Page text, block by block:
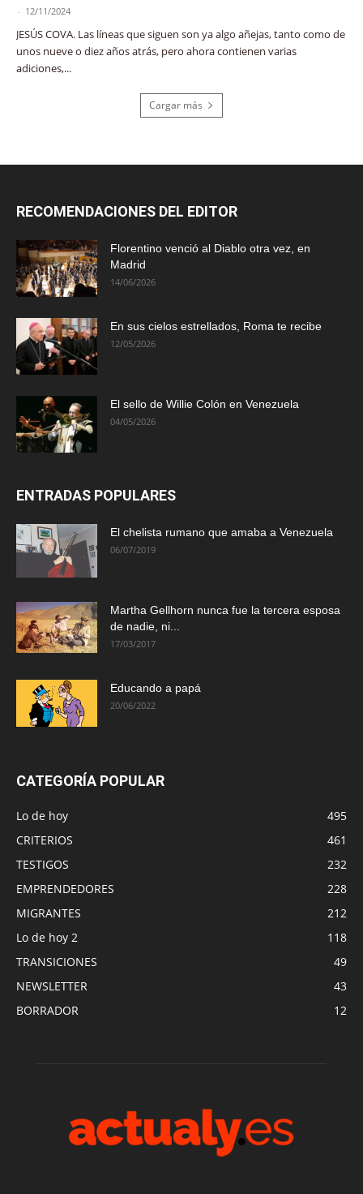
- 12/11/2024
JESÚS COVA. Las líneas que siguen son ya algo añejas, tanto como de
unos nueve o diez años atrás, pero ahora contienen varias
adiciones,...
Cargar más
RECOMENDACIONES DEL EDITOR
Florentino venció al Diablo otra vez, en
Madrid
14/06/2026
En sus cielos estrellados, Roma te recibe
12/05/2026
El sello de Willie Colón en Venezuela
04/05/2026
ENTRADAS POPULARES
El chelista rumano que amaba a Venezuela
06/07/2019
Martha Gellhorn nunca fue la tercera esposa
de nadie, ni...
17/03/2017
Educando a papá
20/06/2022
CATEGORÍA POPULAR
Lo de hoy
495
CRITERIOS
461
TESTIGOS
232
EMPRENDEDORES
228
MIGRANTES
212
Lo de hoy 2
118
TRANSICIONES
49
NEWSLETTER
43
BORRADOR
12